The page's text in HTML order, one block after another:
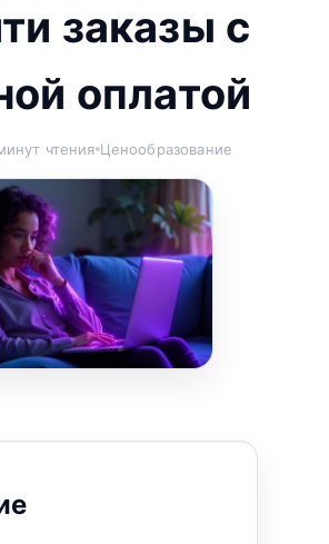
заказы с
оплатой
чтения Ценообразование